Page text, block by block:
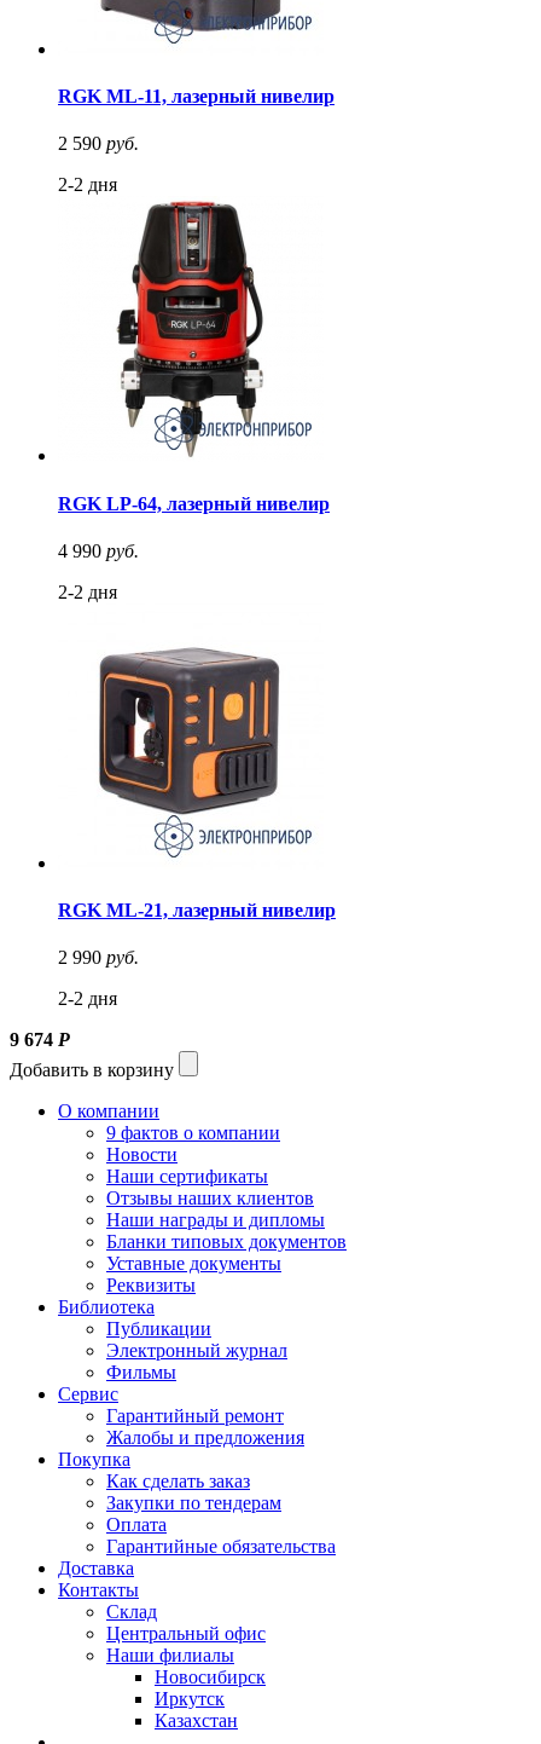
RGK ML-11, лазерный нивелир
2 590 руб.
2-2 дня
RGK LP-64, лазерный нивелир
4 990 руб.
2-2 дня
RGK ML-21, лазерный нивелир
2 990 руб.
2-2 дня
9 674 Р
Добавить в корзину
О компании
9 фактов о компании
Новости
Наши сертификаты
Отзывы наших клиентов
Наши награды и дипломы
Бланки типовых документов
Уставные документы
Реквизиты
Библиотека
Публикации
Электронный журнал
Фильмы
Сервис
Гарантийный ремонт
Жалобы и предложения
Покупка
Как сделать заказ
Закупки по тендерам
Оплата
Гарантийные обязательства
Доставка
Контакты
Склад
Центральный офис
Наши филиалы
Новосибирск
Иркутск
Казахстан